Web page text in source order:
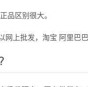
品区别很大。
上批发，淘宝 阿里巴巴